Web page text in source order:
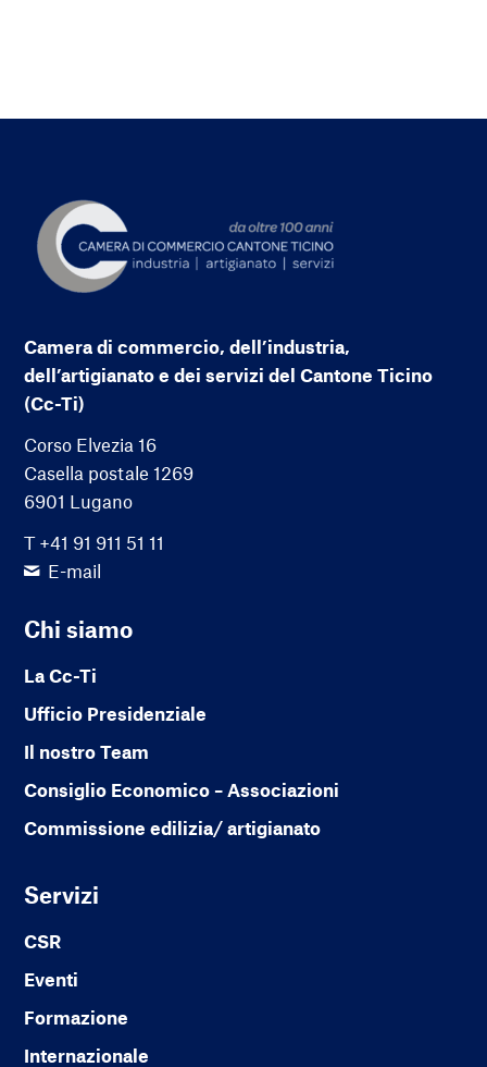
Camera di commercio, dell’industria,
dell’artigianato e dei servizi del Cantone Ticino
(Cc-Ti)
Corso Elvezia 16
Casella postale 1269
6901 Lugano
T +41 91 911 51 11
E-mail
Chi siamo
La Cc-Ti
Ufficio Presidenziale
Il nostro Team
Consiglio Economico – Associazioni
Commissione edilizia/ artigianato
Servizi
CSR
Eventi
Formazione
Internazionale